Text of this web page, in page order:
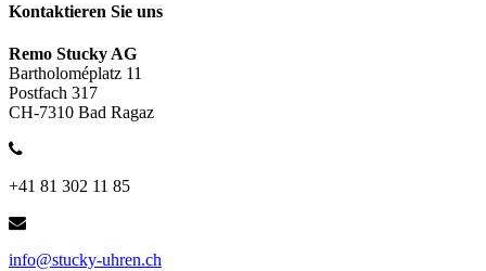
Kontaktieren Sie uns
Remo Stucky AG
Bartholoméplatz 11
Postfach 317
CH-7310 Bad Ragaz
+41 81 302 11 85
info@stucky-uhren.ch